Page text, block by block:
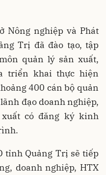
Nông nghiệp và Phát
Trị đã đào tạo, tập
quản lý sản xuất,
triển khai thực hiện
400 cán bộ quản
đạo doanh nghiệp,
có đăng ký kinh
tỉnh Quảng Trị sẽ tiếp
doanh nghiệp, HTX